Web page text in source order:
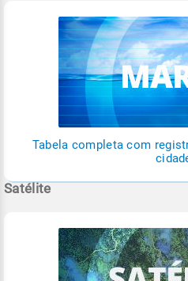
Tabela completa com
Satélite